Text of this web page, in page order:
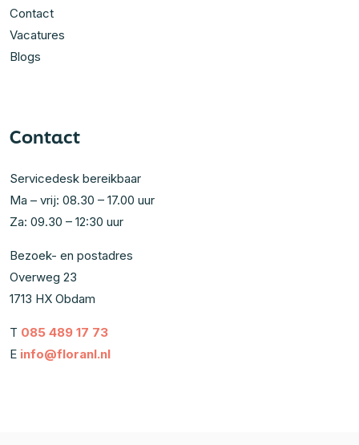
Contact
Vacatures
Blogs
Contact
Servicedesk bereikbaar
Ma – vrij: 08.30 – 17.00 uur
Za: 09.30 – 12:30 uur
Bezoek- en postadres
Overweg 23
1713 HX Obdam
T 085 489 17 73
E info@floranl.nl